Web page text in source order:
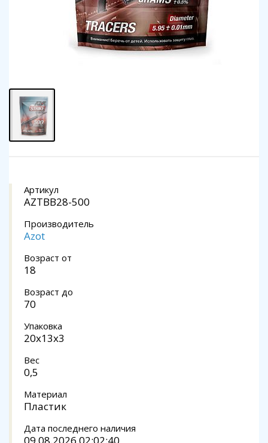
Артикул
AZTBB28-500
Производитель
Azot
Возраст от
18
Возраст до
70
Упаковка
20x13x3
Вес
0,5
Материал
Пластик
Дата последнего наличия